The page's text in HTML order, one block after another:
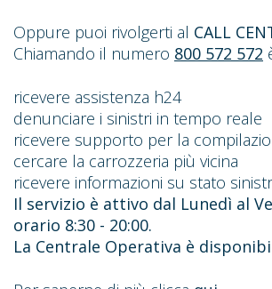
Oppure puoi rivolgerti al CALL
Chiamando il numero 800 572 572
ricevere assistenza h24
denunciare i sinistri in tempo reale
ricevere supporto per la
cercare la carrozzeria più vicina
ricevere informazioni su stato
Il servizio è attivo dal Lunedì al
orario 8:30 - 20:00.
La Centrale Operativa è